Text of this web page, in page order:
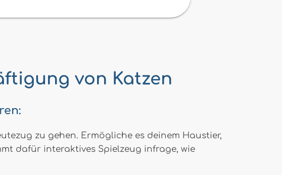
von Katzen
zu gehen. Ermögliche es deinem Haustier,
dafür interaktives Spielzeug infrage, wie